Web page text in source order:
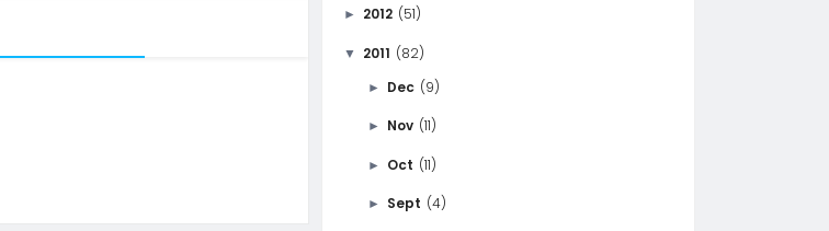
► 2012 (51)
▼ 2011 (82)
► Dec (9)
► Nov (11)
► Oct (11)
► Sept (4)